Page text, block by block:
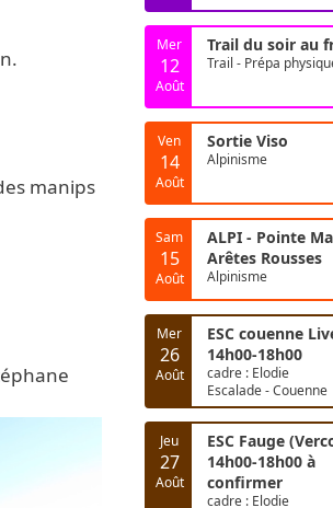
manips
Mer
12
Août
Trail du soir au
Trail - Prépa
Ven
14
Août
Sortie Viso
Alpinisme
Sam
15
Août
ALPI - Pointe
Arêtes Rousses
Alpinisme
Mer
26
Août
ESC couenne
14h00-18h00
cadre : Elodie
Escalade - Couenne
Jeu
27
Août
ESC Fauge
14h00-18h00 à
confirmer
cadre : Elodie